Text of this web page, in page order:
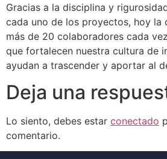
Gracias a la disciplina y
cada uno de los proyectos, hoy la
más de 20 colaboradores cada
que fortalecen nuestra cultura de
ayudan a trascender y aportar al
Deja una
Lo siento, debes estar conectado
comentario.